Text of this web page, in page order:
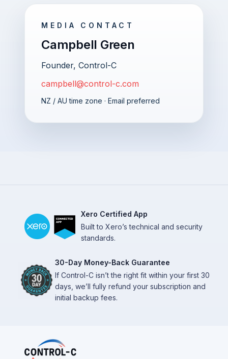
MEDIA CONTACT
Campbell Green
Founder, Control-C
campbell@control-c.com
NZ / AU time zone · Email preferred
Xero Certified App
Built to Xero’s technical and security
standards.
30-Day Money-Back Guarantee
If Control-C isn’t the right fit within your first 30
days, we’ll fully refund your subscription and
initial backup fees.